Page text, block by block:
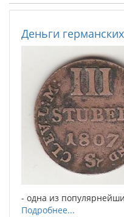
Деньги
- одна из
Подробнее...